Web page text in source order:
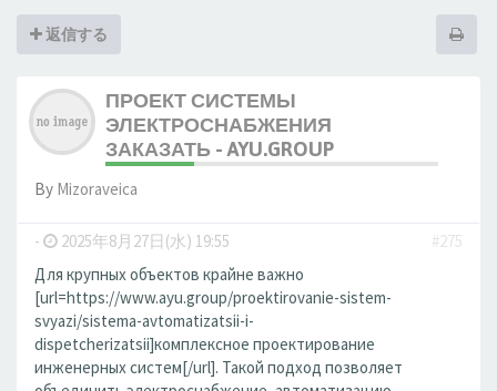
返信する
ПРОЕКТ СИСТЕМЫ
ЭЛЕКТРОСНАБЖЕНИЯ
ЗАКАЗАТЬ - AYU.GROUP
By Mizoraveica
- 2025年8月27日(水) 19:55
#275
Для крупных объектов крайне важно
[url=https://www.ayu.group/proektirovanie-sistem-
svyazi/sistema-avtomatizatsii-i-
dispetcherizatsii]комплексное проектирование
инженерных систем[/url]. Такой подход позволяет